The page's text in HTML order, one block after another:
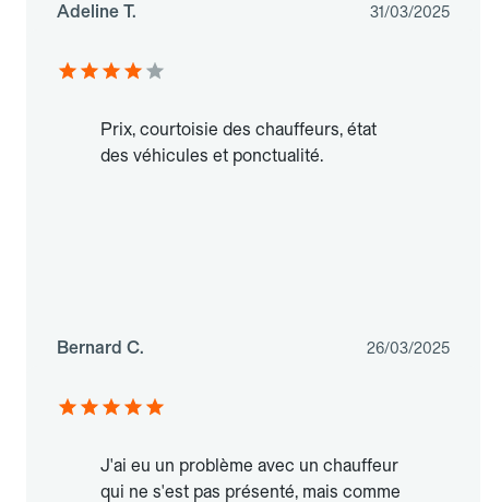
Adeline T. 31/03/2025
Prix, courtoisie des chauffeurs, état
des véhicules et ponctualité.
Bernard C. 26/03/2025
J'ai eu un problème avec un chauffeur
qui ne s'est pas présenté, mais comme